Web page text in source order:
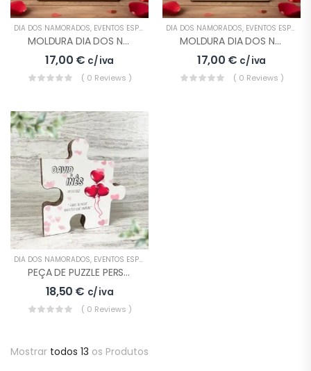
DIA DOS NAMORADOS, EVENTOS ESPECIAIS MOLDURAS,PRESENTES
MOLDURA DIA DOS NAMORADOS RAQUETE PADEL
17,00 € c/ iva
( 0 Reviews )
DIA DOS NAMORADOS, EVENTOS ESPECIAIS
MOLDURA DIA DOS NAMORADOS RAQUETE PADEL FOTO
17,00 € c/ iva
( 0 Reviews )
DIA DOS NAMORADOS, EVENTOS ESPECIAIS
PEÇA DE PUZZLE PERSONALIZADA DIA DOS NAMORADOS
18,50 € c/ iva
( 0 Reviews )
Mostrar todos 13 os Produtos